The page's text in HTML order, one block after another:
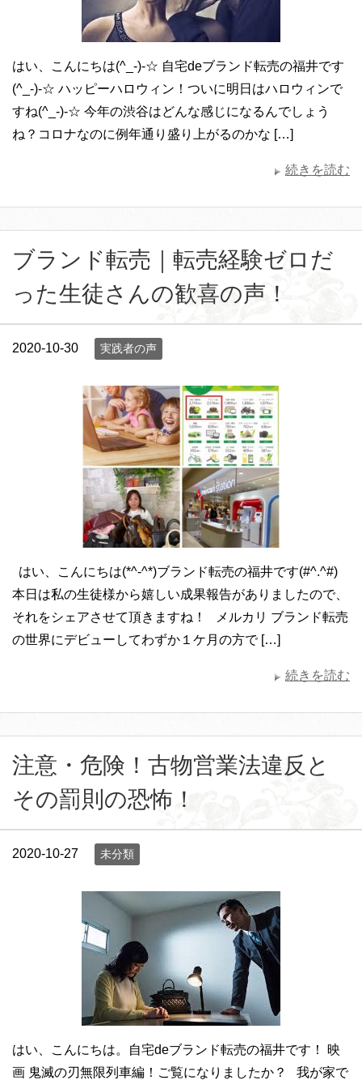
はい、こんにちは(^_-)-☆ 自宅deブランド転売の福井です
(^_-)-☆ ハッピーハロウィン！ついに明日はハロウィンで
すね(^_-)-☆ 今年の渋谷はどんな感じになるんでしょう
ね？コロナなのに例年通り盛り上がるのかな […]
続きを読む
ブランド転売｜転売経験ゼロだ
った生徒さんの歓喜の声！
2020-10-30 実践者の声
はい、こんにちは(*^-^*)ブランド転売の福井です(#^.^#)
本日は私の生徒様から嬉しい成果報告がありましたので、
それをシェアさせて頂きますね！ メルカリ ブランド転売
の世界にデビューしてわずか１ケ月の方で […]
続きを読む
注意・危険！古物営業法違反と
その罰則の恐怖！
2020-10-27 未分類
はい、こんにちは。自宅deブランド転売の福井です！ 映
画 鬼滅の刃無限列車編！ご覧になりましたか？ 我が家で